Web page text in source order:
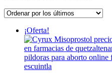
los
¡Oferta!